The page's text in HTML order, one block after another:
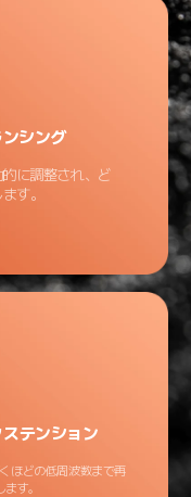
シング
に調整され、ど
す。
テンション
ほどの低周波数まで再
す。